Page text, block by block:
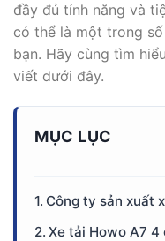
đầy đủ tính năng và
có thể là một trong
bạn. Hãy cùng tìm
viết dưới đây.
MỤC LỤC
Công ty sản xuất
Xe tải Howo A7